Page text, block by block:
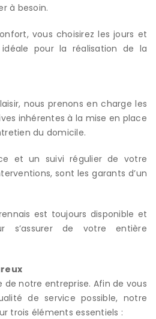
à besoin.
vous choisirez les jours et
idéale pour la réalisation de la
nous prenons en charge les
inhérentes à la mise en place
du domicile.
et un suivi régulier de votre
sont les garants d’un
rennais est toujours disponible et
s’assurer de votre entière
de notre entreprise. Afin de vous
de service possible, notre
trois éléments essentiels :